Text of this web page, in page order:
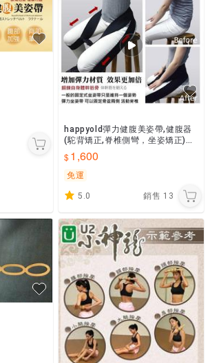
happyold彈力健腹美姿帶,健腹器
(駝背矯正,脊椎側彎，坐姿矯正)骨
盆帶,骨盆調整帶,護腰好幫手 舒背
坐姿調整帶
1,600
免運
5.0 銷售 13